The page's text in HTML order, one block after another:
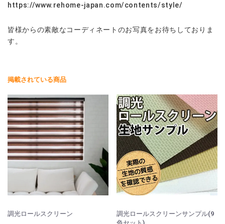
https://www.rehome-japan.com/contents/style/
皆様からの素敵なコーディネートのお写真をお待ちしておりま
す。
掲載されている商品
調光ロールスクリーン
調光ロールスクリーンサンプル(9